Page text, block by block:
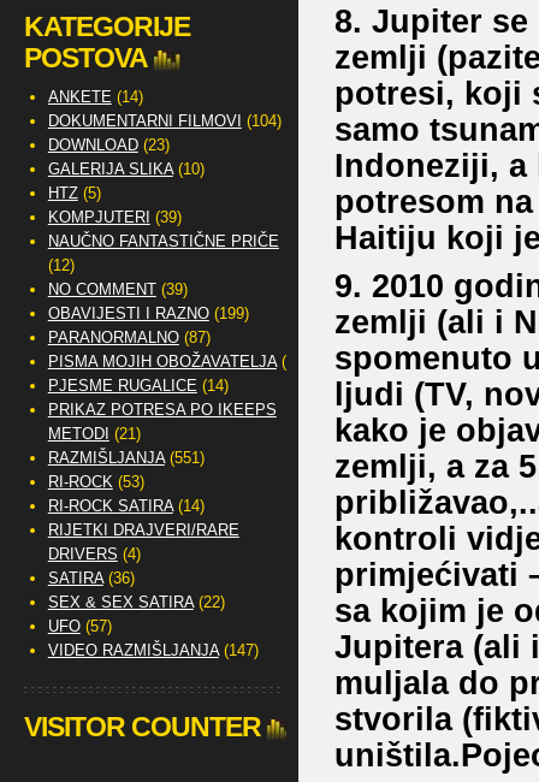
8. Jupiter
zemlji
potresi, koji
samo
Indoneziji,
potresom
Haitiju koji
9. 2010
zemlji (ali i
spomenuto
ljudi (TV,
kako je
zemlji, a za
kontroli
primjećivati
sa kojim je
Jupitera (ali
muljala do
stvorila
KATEGORIJE
POSTOVA
ANKETE (14)
DOKUMENTARNI FILMOVI (104)
DOWNLOAD(23)
GALERIJA SLIKA(10)
HTZ(5)
KOMPJUTERI (39)
NAUČNO FANTASTIČNE PRIČE
(12)
NO COMMENT(39)
OBAVIJESTI I RAZNO(199)
PARANORMALNO(87)
PISMA MOJIH OBOŽAVATELJA(2)
PJESME RUGALICE (14)
PRIKAZ POTRESA PO IKEEPS
METODI (21)
RAZMIŠLJANJA(551)
RI-ROCK(53)
RI-ROCK SATIRA(14)
RIJETKI DRAJVERI/RARE
DRIVERS (4)
SATIRA(36)
SEX & SEX SATIRA(22)
UFO(57)
VIDEO RAZMIŠLJANJA(147)
VISITOR COUNTER